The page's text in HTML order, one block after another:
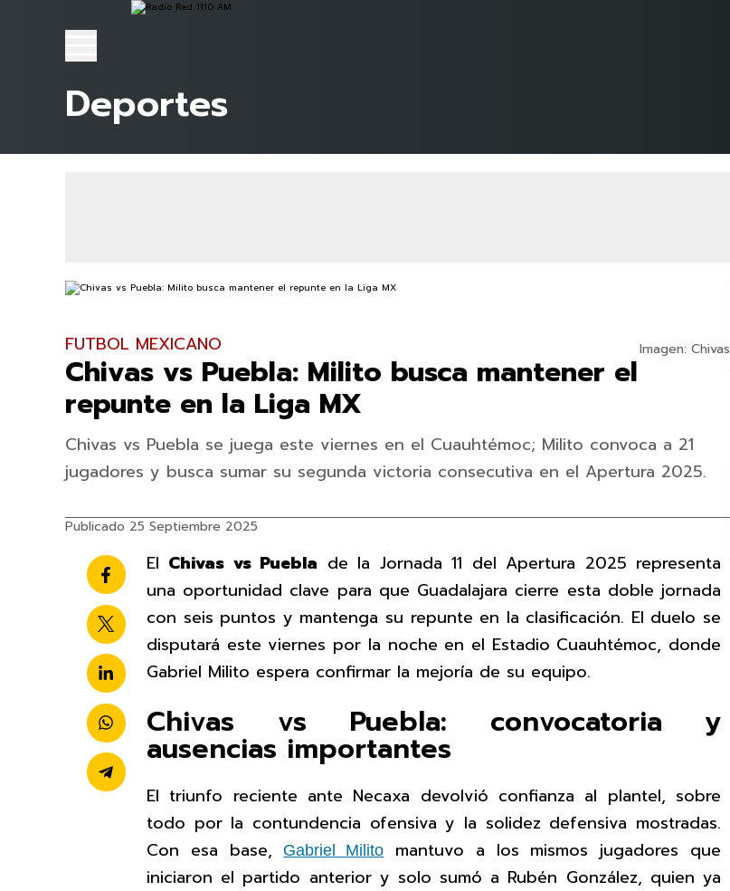
Deportes
Imagen: Chivas
FUTBOL MEXICANO
Chivas vs Puebla: Milito busca mantener el
repunte en la Liga MX
Chivas vs Puebla se juega este viernes en el Cuauhtémoc; Milito convoca a 21
jugadores y busca sumar su segunda victoria consecutiva en el Apertura 2025.
Publicado 25 Septiembre 2025
El Chivas vs Puebla de la Jornada 11 del Apertura 2025 representa
una oportunidad clave para que Guadalajara cierre esta doble jornada
con seis puntos y mantenga su repunte en la clasificación. El duelo se
disputará este viernes por la noche en el Estadio Cuauhtémoc, donde
Gabriel Milito espera confirmar la mejoría de su equipo.
Chivas vs Puebla: convocatoria y
ausencias importantes
El triunfo reciente ante Necaxa devolvió confianza al plantel, sobre
todo por la contundencia ofensiva y la solidez defensiva mostradas.
Con esa base,Gabriel Militomantuvo a los mismos jugadores que
iniciaron el partido anterior y solo sumó a Rubén González, quien ya